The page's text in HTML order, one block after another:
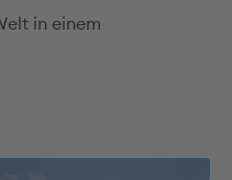
in einem